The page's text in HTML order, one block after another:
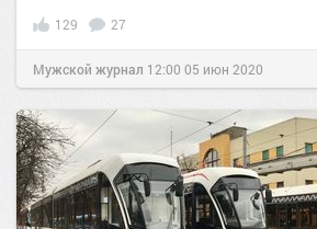
129 27
Мужской журнал 12:00 05 июн 2020